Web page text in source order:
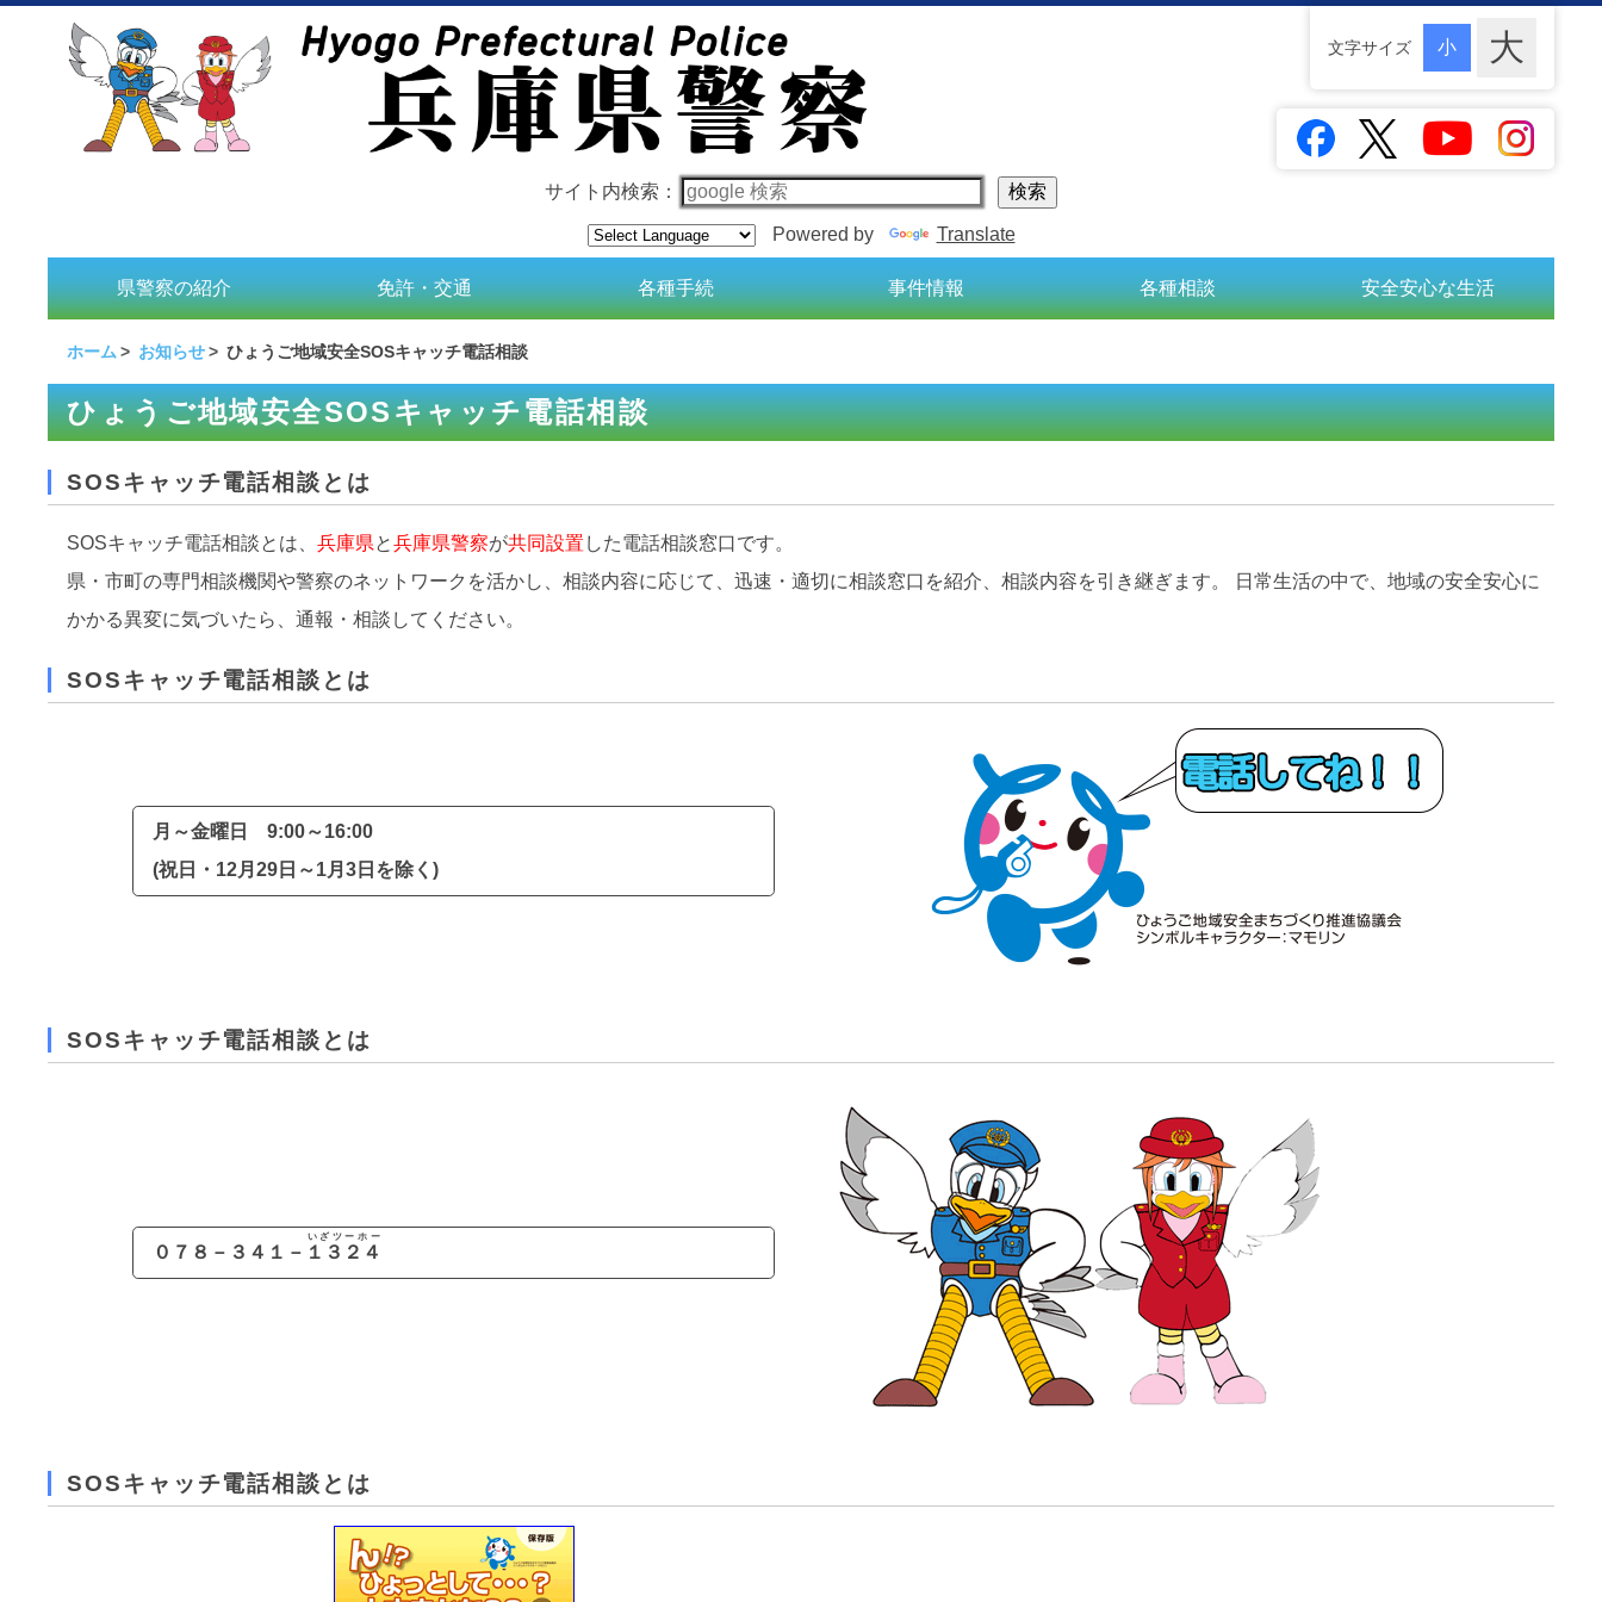
文字サイズ
サイト内検索：
Powered by Translate
県警察の紹介 免許・交通 各種手続 事件情報 各種相談 安全安心な生活
ホーム お知らせ ひょうご地域安全SOSキャッチ電話相談
ひょうご地域安全SOSキャッチ電話相談
SOSキャッチ電話相談とは
SOSキャッチ電話相談とは、兵庫県と兵庫県警察が共同設置 した電話相談窓口です。
県・市町の専門相談機関や警察のネットワークを活かし、相談内容に応じて、迅速・適切に相談窓口を紹介、相談内容を引き継ぎます。 日常生活の中で、地域の安全安心に
かかる異変に気づいたら、通報・相談してください。
SOSキャッチ電話相談とは
月～金曜日 9:00～16:00
(祝日・12月29日～1月3日を除く)
SOSキャッチ電話相談とは
０７８－３４１－ １３２４
いざツーホー
SOSキャッチ電話相談とは